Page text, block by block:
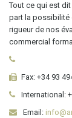
Tout ce qui est
part la possibilité
rigueur de nos
commercial
Fax: +34 93
International:
Email: